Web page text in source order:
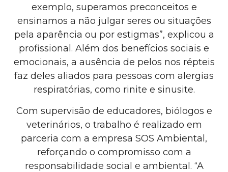
exemplo, superamos preconceitos e
ensinamos a não julgar seres ou situações
pela aparência ou por estigmas”, explicou a
profissional. Além dos benefícios sociais e
emocionais, a ausência de pelos nos répteis
faz deles aliados para pessoas com alergias
respiratórias, como rinite e sinusite.
Com supervisão de educadores, biólogos e
veterinários, o trabalho é realizado em
parceria com a empresa SOS Ambiental,
reforçando o compromisso com a
responsabilidade social e ambiental. “A